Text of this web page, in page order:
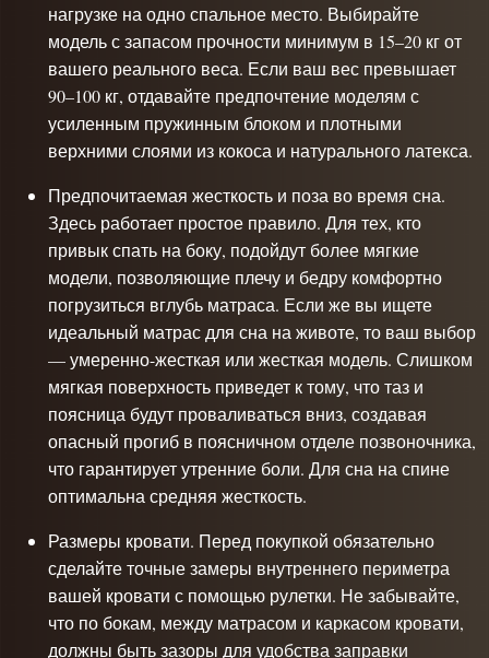
нагрузке на одно спальное место. Выбирайте
модель с запасом прочности минимум в 15–20 кг от
вашего реального веса. Если ваш вес превышает
90–100 кг, отдавайте предпочтение моделям с
усиленным пружинным блоком и плотными
верхними слоями из кокоса и натурального латекса.
Предпочитаемая жесткость и поза во время сна.
Здесь работает простое правило. Для тех, кто
привык спать на боку, подойдут более мягкие
модели, позволяющие плечу и бедру комфортно
погрузиться вглубь матраса. Если же вы ищете
идеальный матрас для сна на животе, то ваш выбор
— умеренно-жесткая или жесткая модель. Слишком
мягкая поверхность приведет к тому, что таз и
поясница будут проваливаться вниз, создавая
опасный прогиб в поясничном отделе позвоночника,
что гарантирует утренние боли. Для сна на спине
оптимальна средняя жесткость.
Размеры кровати. Перед покупкой обязательно
сделайте точные замеры внутреннего периметра
вашей кровати с помощью рулетки. Не забывайте,
что по бокам, между матрасом и каркасом кровати,
должны быть зазоры для удобства заправки